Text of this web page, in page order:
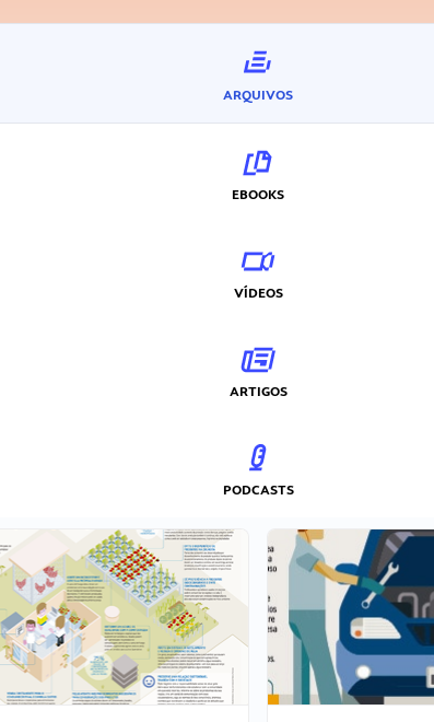
ARQUIVOS
EBOOKS
VÍDEOS
ARTIGOS
PODCASTS